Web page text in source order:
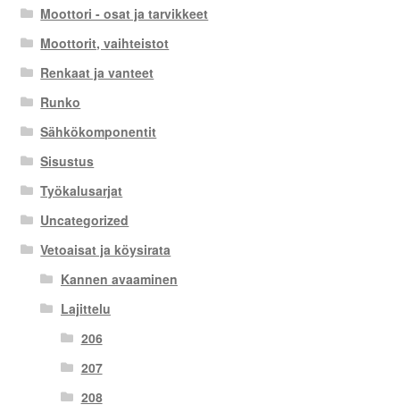
Moottori - osat ja tarvikkeet
Moottorit, vaihteistot
Renkaat ja vanteet
Runko
Sähkökomponentit
Sisustus
Työkalusarjat
Uncategorized
Vetoaisat ja köysirata
Kannen avaaminen
Lajittelu
206
207
208